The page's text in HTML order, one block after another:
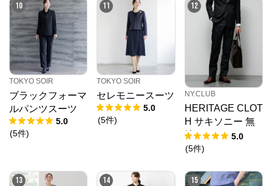
10
TOKYO SOIR
ブラックフォーマ
ルパンツスーツ
5.0
(5件)
11
TOKYO SOIR
セレモニースーツ
5.0
(5件)
12
NY.CLUB
HERITAGE CLOT
H サキソニー 無
地 ソフトテーパ
ードスラックス
応)
5.0
(5件)
13 14 15